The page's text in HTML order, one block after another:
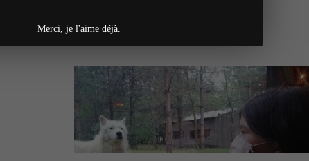
Merci, je l'aime déjà.